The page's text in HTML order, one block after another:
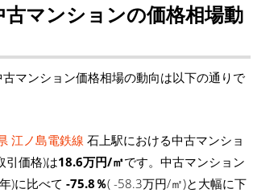
古マンションの価格相場動
マンション価格相場の動向は以下の通りで
江ノ島電鉄線 石上駅における中古マンショ
引価格)は18.6万円/㎡です。中古マンション
)に比べて -75.8％( -58.3万円/㎡)と大幅に下